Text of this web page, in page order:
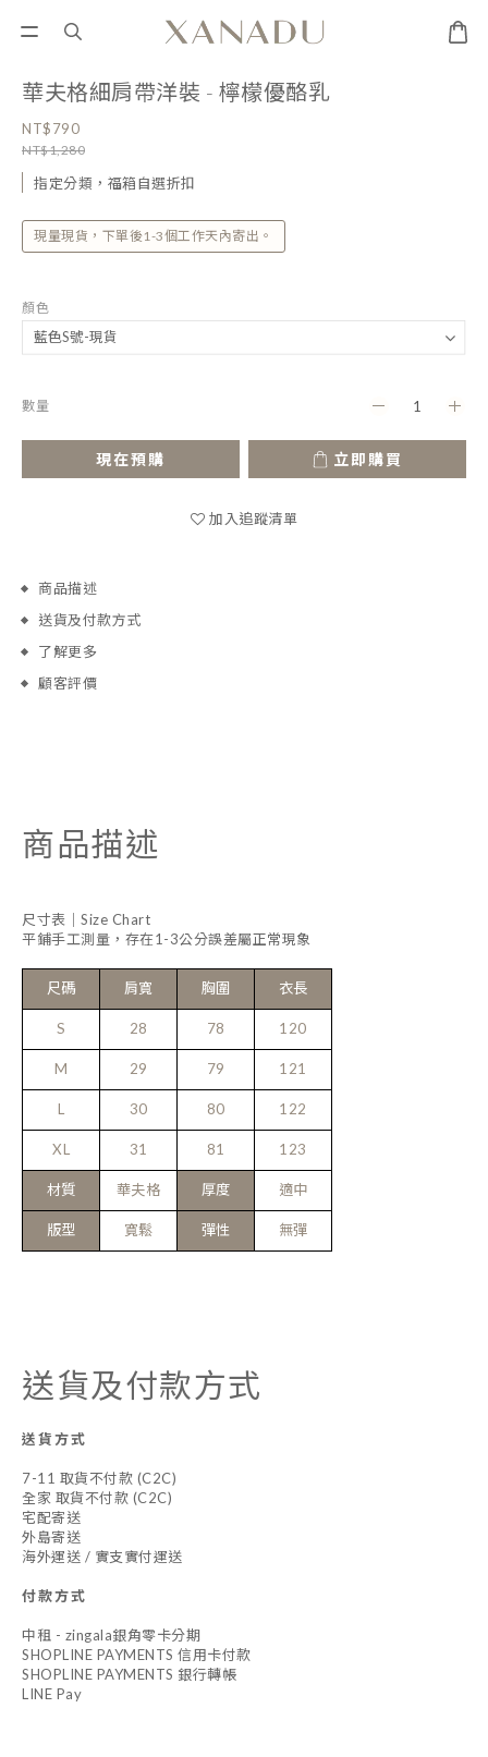
華夫格細肩帶洋裝 - 檸檬優酪乳
NT$790
NT$1,280
指定分類，福箱自選折扣
現量現貨，下單後1-3個工作天內寄出。
顏色
數量
現在預購 立即購買
加入追蹤清單
商品描述
送貨及付款方式
了解更多
顧客評價
商品描述
尺寸表｜Size Chart
平鋪手工測量，存在1-3公分誤差屬正常現象
尺碼 肩寬 胸圍 衣長
S 28 78 120
M 29 79 121
L 30 80 122
XL 31 81 123
材質 華夫格 厚度 適中
版型 寬鬆 彈性 無彈
送貨及付款方式
送貨方式
7-11 取貨不付款 (C2C)
全家 取貨不付款 (C2C)
宅配寄送
外島寄送
海外運送 / 實支實付運送
付款方式
中租 - zingala銀角零卡分期
SHOPLINE PAYMENTS 信用卡付款
SHOPLINE PAYMENTS 銀行轉帳
LINE Pay